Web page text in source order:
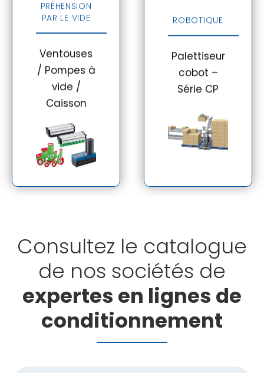
PRÉHENSION
PAR LE VIDE
Ventouses
/ Pompes à
vide /
Caisson
sans effort
des
marchandises
pour
manutention,
empilage et
automatisé
différentes
dimensions
de pièces.
Voir le
ROBOTIQUE
Palettiseur
cobot –
Série CP
CP
intelligent
pour
soulager les
répétitives.
Voir le
Consultez le catalogue
de nos sociétés de
expertes en lignes de
conditionnement